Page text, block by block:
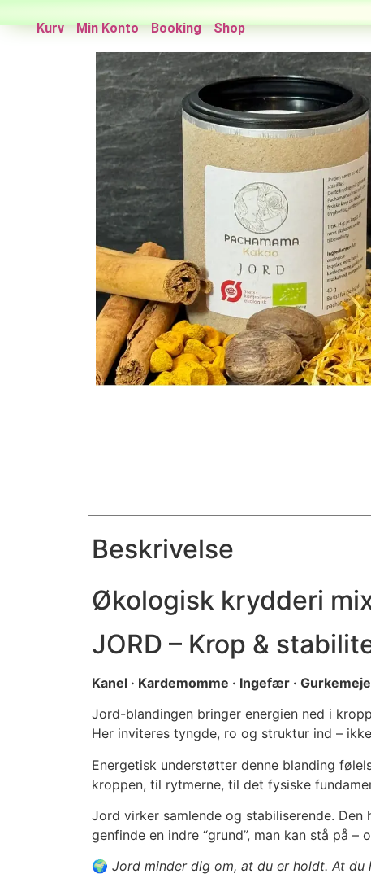
Kurv Min Konto Booking Shop
Beskrivelse
Økologisk krydderi
JORD – Krop &
Kanel · Kardemomme · Ingefær ·
Jord-blandingen bringer energien ned i
Her inviteres tyngde, ro og struktur ind –
Energetisk understøtter denne blanding
kroppen, til rytmerne, til det fysiske
Jord virker samlende og stabiliserende.
genfinde en indre “grund”, man kan stå på –
🌍 Jord minder dig om, at du er holdt. At du